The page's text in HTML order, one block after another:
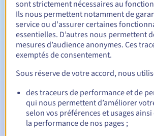
Période de rédemption
Notifications automatiques :
Emails d'avertissement :60, 30, 15, 7 et
date d'échéance
E-mail le jour de l'expirationpour
sont strictement nécessaires au
Ils nous permettent notamment de
service ou d'assurer certaines
essentielles. D’autres nous permettent
mesures d’audience anonymes. Ces
exemptés de consentement.
Sous réserve de votre accord, nous
des traceurs de performance et de
qui nous permettent d’améliorer
selon vos préférences et usages
la performance de nos pages ;